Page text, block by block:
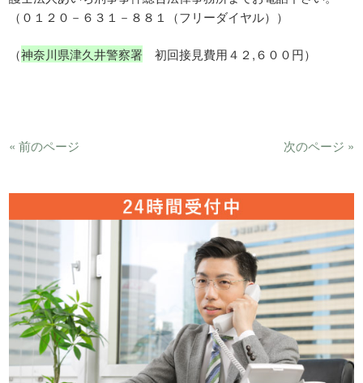
（０１２０－６３１－８８１（フリーダイヤル））
（神奈川県津久井警察署 初回接見費用４２,６００円）
« 前のページ 次のページ »